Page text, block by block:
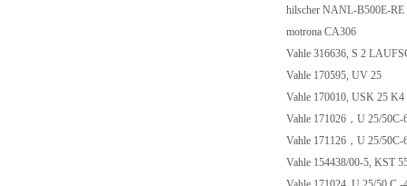
hilscher NANL-B500E-RE
motrona CA306
Vahle 316636, S 2
Vahle 170595, UV 25
Vahle 170010, USK 25 K4
Vahle 171026，U 25/
Vahle 171126，U 25/
Vahle 154438/00-5, KST